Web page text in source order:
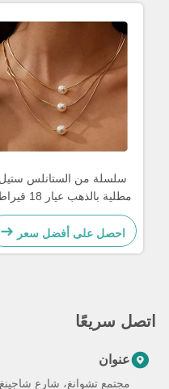
سلسلة من الستانلس ستيل
مطلية بالذهب عيار
ذهب مملوء، ثلاث طبقات،
لؤلؤ، 17.72 بوصة
احصل على أفضل سعر
اتصل سريعًا
عنوان
مجتمع تشوانغ، شارع